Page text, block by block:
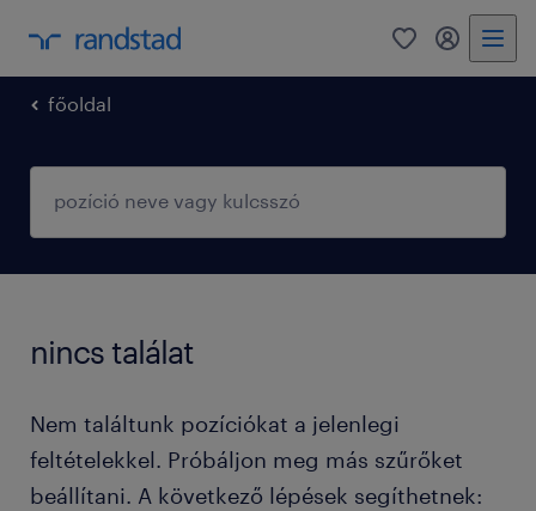
0 fiókom
főoldal
nincs találat
Nem találtunk pozíciókat a jelenlegi
feltételekkel. Próbáljon meg más szűrőket
beállítani. A következő lépések segíthetnek: